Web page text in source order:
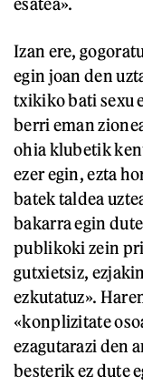
Izan ere,
egin joan den
txikiko bati sexu
berri eman
ohia klubetik
ezer egin, ezta
batek taldea
bakarra egin
publikoki zein
gutxietsiz,
ezkutatuz».
«konplizitate
ezagutarazi den
besterik ez dute